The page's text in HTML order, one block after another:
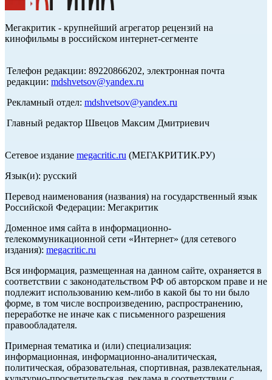
Мегакритик - крупнейший агрегатор рецензий на
кинофильмы в российском интернет-сегменте
Телефон редакции: 89220866202, электронная почта
редакции: mdshvetsov@yandex.ru
Рекламный отдел: mdshvetsov@yandex.ru
Главный редактор Швецов Максим Дмитриевич
Сетевое издание megacritic.ru (МЕГАКРИТИК.РУ)
Язык(и): русский
Перевод наименования (названия) на государственный язык
Российской Федерации: Мегакритик
Доменное имя сайта в информационно-
телекоммуникационной сети «Интернет» (для сетевого
издания): megacritic.ru
Вся информация, размещенная на данном сайте, охраняется в
соответствии с законодательством РФ об авторском праве и не
подлежит использованию кем-либо в какой бы то ни было
форме, в том числе воспроизведению, распространению,
переработке не иначе как с письменного разрешения
правообладателя.
Примерная тематика и (или) специализация:
информационная, информационно-аналитическая,
политическая, образовательная, спортивная, развлекательная,